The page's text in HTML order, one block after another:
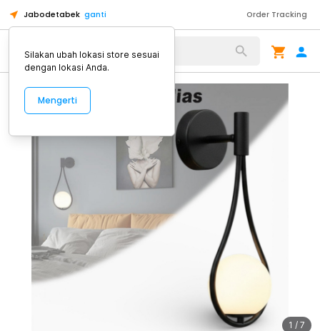
Jabodetabek ganti Order Tracking
Alat Kopi
1 / 7
Silakan ubah lokasi store sesuai
dengan lokasi Anda.
Mengerti